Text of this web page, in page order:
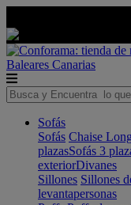
Baleares Canarias
Sofás
Sofás Chaise
plazasSofás 3
exteriorDivanes
Sillones Sillones
levantapersonas